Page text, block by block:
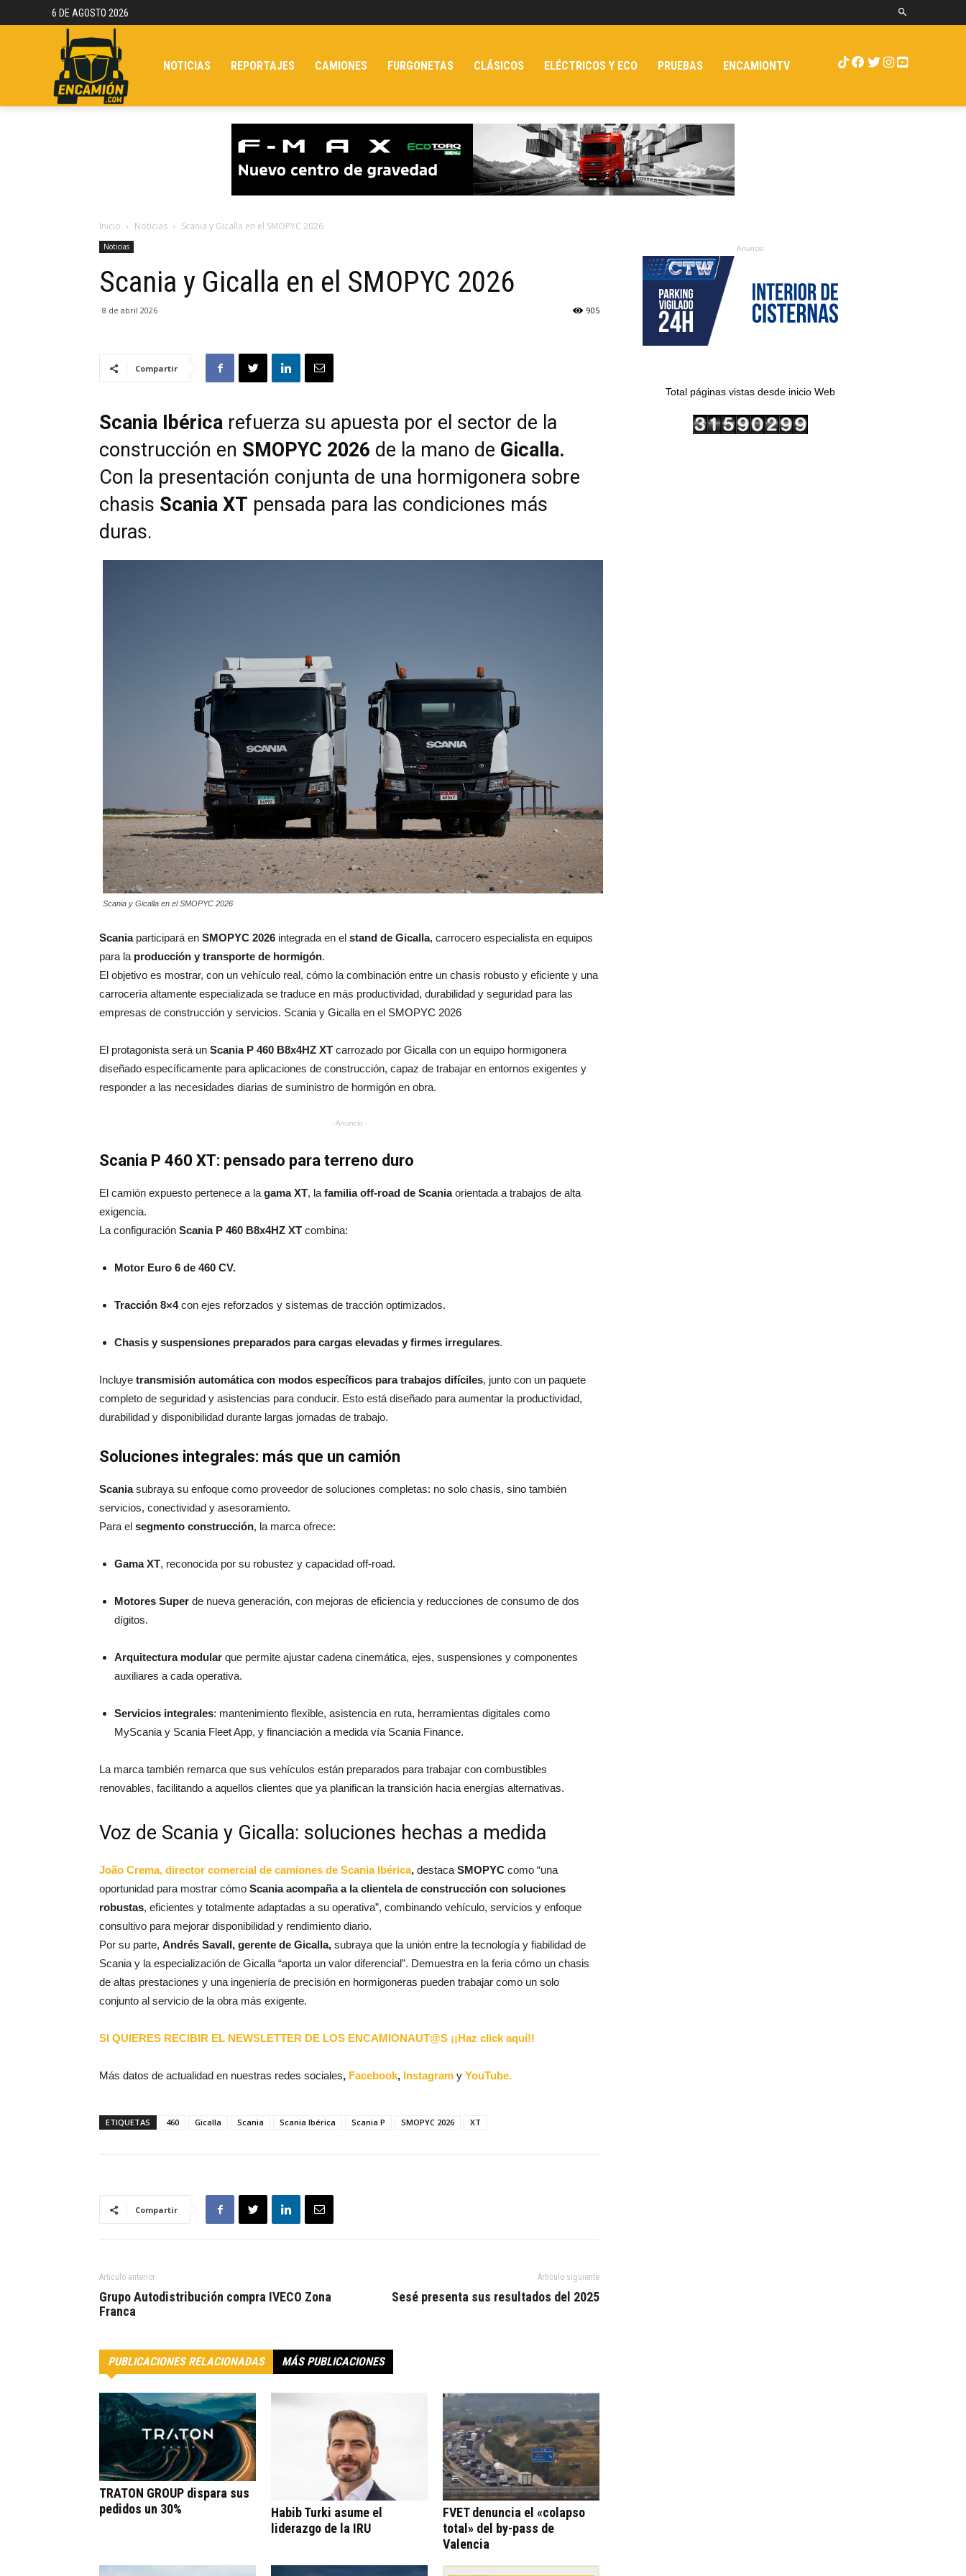
6 DE AGOSTO 2026
NOTICIAS REPORTAJES CAMIONES FURGONETAS CLÁSICOS ELÉCTRICOS Y ECO PRUEBAS ENCAMIONTV
Inicio Noticias Scania y Gicalla en el SMOPYC 2026
Noticias
Scania y Gicalla en el SMOPYC 2026
8 de abril 2026 905
Compartir
Scania Ibérica refuerza su apuesta por el sector de la
construcción en SMOPYC 2026 de la mano de Gicalla.
Con la presentación conjunta de una hormigonera sobre
chasis Scania XT pensada para las condiciones más
duras.
Scania y Gicalla en el SMOPYC 2026
Scaniaparticipará en SMOPYC 2026 integrada en el stand de Gicalla, carrocero especialista en equipos
para la producción y transporte de hormigón.
El objetivo es mostrar, con un vehículo real, cómo la combinación entre un chasis robusto y eficiente y una
carrocería altamente especializada se traduce en más productividad, durabilidad y seguridad para las
empresas de construcción y servicios. Scania y Gicalla en el SMOPYC 2026
El protagonista será un Scania P 460 B8x4HZ XT carrozado por Gicalla con un equipo hormigonera
diseñado específicamente para aplicaciones de construcción, capaz de trabajar en entornos exigentes y
responder a las necesidades diarias de suministro de hormigón en obra.
- Anuncio -
Scania P 460 XT: pensado para terreno duro
El camión expuesto pertenece a la gama XT, la familia off‑road de Scaniaorientada a trabajos de alta
exigencia.
La configuración Scania P 460 B8x4HZ XT combina:
Motor Euro 6 de 460 CV.
Tracción 8×4con ejes reforzados y sistemas de tracción optimizados.
Chasis y suspensiones preparados para cargas elevadas y firmes irregulares.
Incluye transmisión automática con modos específicos para trabajos difíciles, junto con un paquete
completo de seguridad y asistencias para conducir. Esto está diseñado para aumentar la productividad,
durabilidad y disponibilidad durante largas jornadas de trabajo.
Soluciones integrales: más que un camión
Scaniasubraya su enfoque como proveedor de soluciones completas: no solo chasis, sino también
servicios, conectividad y asesoramiento.
Para el segmento construcción, la marca ofrece:
Gama XT, reconocida por su robustez y capacidad off‑road.
Motores Super de nueva generación, con mejoras de eficiencia y reducciones de consumo de dos
dígitos.
Arquitectura modular que permite ajustar cadena cinemática, ejes, suspensiones y componentes
auxiliares a cada operativa.
Servicios integrales: mantenimiento flexible, asistencia en ruta, herramientas digitales como
MyScania y Scania Fleet App, y financiación a medida vía Scania Finance.
La marca también remarca que sus vehículos están preparados para trabajar con combustibles
renovables, facilitando a aquellos clientes que ya planifican la transición hacia energías alternativas.
Voz de Scania y Gicalla: soluciones hechas a medida
João Crema, director comercial de camiones de Scania Ibérica, destaca SMOPYC como “una
oportunidad para mostrar cómo Scania acompaña a la clientela de construcción con soluciones
robustas, eficientes y totalmente adaptadas a su operativa”, combinando vehículo, servicios y enfoque
consultivo para mejorar disponibilidad y rendimiento diario.
Por su parte, Andrés Savall, gerente de Gicalla, subraya que la unión entre la tecnología y fiabilidad de
Scania y la especialización de Gicalla “aporta un valor diferencial”. Demuestra en la feria cómo un chasis
de altas prestaciones y una ingeniería de precisión en hormigoneras pueden trabajar como un solo
conjunto al servicio de la obra más exigente.
SI QUIERES RECIBIR EL NEWSLETTER DE LOS ENCAMIONAUT@S ¡¡Haz click aquí!!
Más datos de actualidad en nuestras redes sociales, Facebook, Instagram y YouTube.
ETIQUETAS 460 Gicalla Scania Scania Ibérica Scania P SMOPYC 2026 XT
Compartir
Artículo anterior
Grupo Autodistribución compra IVECO Zona
Franca
Artículo siguiente
Sesé presenta sus resultados del 2025
PUBLICACIONES RELACIONADAS MÁS PUBLICACIONES
TRATON GROUP dispara sus
pedidos un 30%
Habib Turki asume el
liderazgo de la IRU
FVET denuncia el «colapso
total» del by-pass de
Valencia
Anuncio
Total páginas vistas desde inicio Web